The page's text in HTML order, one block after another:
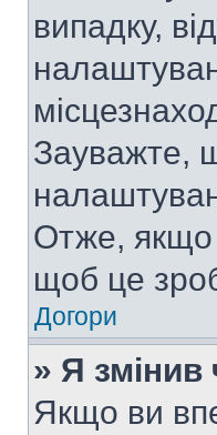
випадку,
Зауважте,
Отже, якщо
щоб це
Догори
» Я змінив
Якщо ви